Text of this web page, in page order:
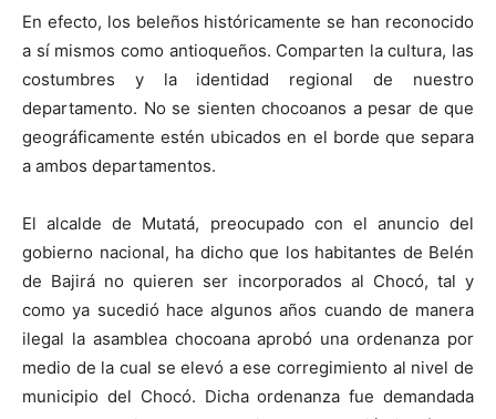
En efecto, los beleños históricamente se han reconocido
a sí mismos como antioqueños. Comparten la cultura, las
costumbres y la identidad regional de nuestro
departamento. No se sienten chocoanos a pesar de que
geográficamente estén ubicados en el borde que separa
a ambos departamentos.
El alcalde de Mutatá, preocupado con el anuncio del
gobierno nacional, ha dicho que los habitantes de Belén
de Bajirá no quieren ser incorporados al Chocó, tal y
como ya sucedió hace algunos años cuando de manera
ilegal la asamblea chocoana aprobó una ordenanza por
medio de la cual se elevó a ese corregimiento al nivel de
municipio del Chocó. Dicha ordenanza fue demandada